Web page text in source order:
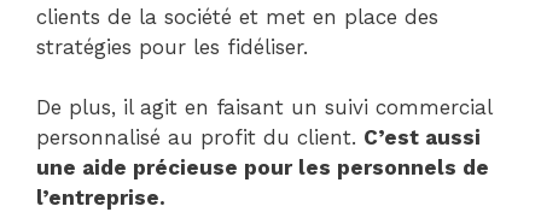
clients de la société et met en place des
stratégies pour les fidéliser.
De plus, il agit en faisant un suivi commercial
personnalisé au profit du client. C’est aussi
une aide précieuse pour les personnels de
l’entreprise.